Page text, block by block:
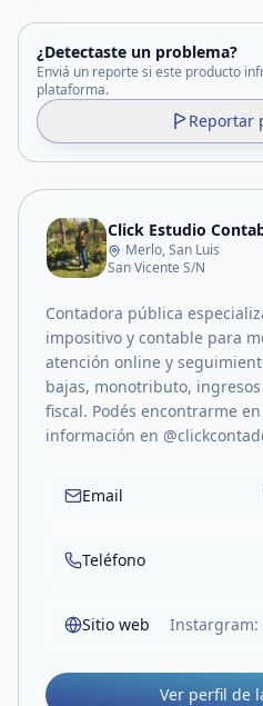
¿Detectaste un problema?
Enviá un reporte si este producto
plataforma.
Reportar
Click Estudio
Merlo, San Luis
San Vicente S/N
Contadora pública
impositivo y contable para
atención online y
bajas, monotributo,
fiscal. Podés encontrarme
información en
Email
Teléfono
Sitio web Instargram:
Ver perfil de